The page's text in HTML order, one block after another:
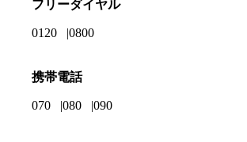
フリーダイヤル
0120 0800
携帯電話
070 080 090